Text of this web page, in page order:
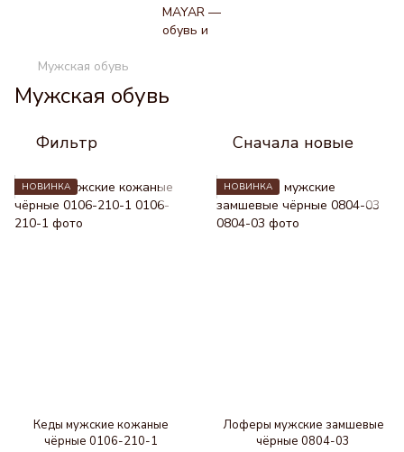
Мужская обувь
Мужская обувь
Фильтр Сначала новые
НОВИНКА
Кеды мужские кожаные
чёрные 0106-210-1
НОВИНКА
Лоферы мужские замшевые
чёрные 0804-03